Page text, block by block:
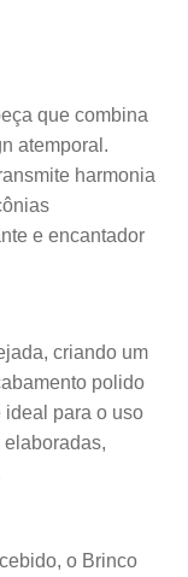
que combina
atemporal.
harmonia
e encantador
criando um
polido
ideal para o uso
o Brinco